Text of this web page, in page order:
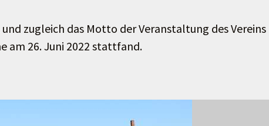
zugleich das Motto der Veranstaltung des Vereins
am 26. Juni 2022 stattfand.